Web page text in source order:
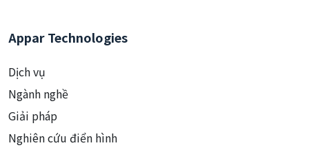
Appar Technologies
Dịch vụ
Ngành nghề
Giải pháp
Nghiên cứu điển hình